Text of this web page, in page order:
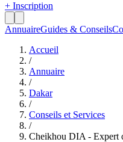
+ Inscription
AnnuaireGuides & Conseils
Accueil
/
Annuaire
/
Dakar
/
Conseils et Services
/
Cheikhou DIA - Expert